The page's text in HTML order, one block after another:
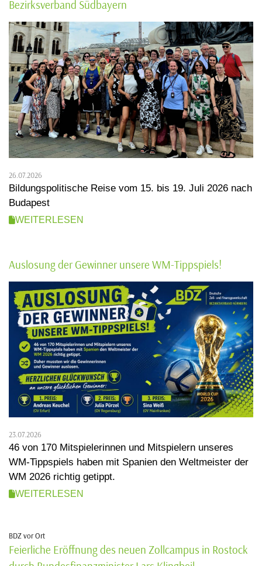
Bezirksverband Südbayern
26.07.2026
Bildungspolitische Reise vom 15. bis 19. Juli 2026 nach
Budapest
WEITERLESEN
Auslosung der Gewinner unsere WM-Tippspiels!
23.07.2026
46 von 170 Mitspielerinnen und Mitspielern unseres
WM-Tippspiels haben mit Spanien den Weltmeister der
WM 2026 richtig getippt.
WEITERLESEN
BDZ vor Ort
Feierliche Eröffnung des neuen Zollcampus in Rostock